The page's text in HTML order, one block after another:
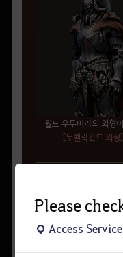
Please
Access
월드 우두머리의 외형
[누벨릭칸트 의상]